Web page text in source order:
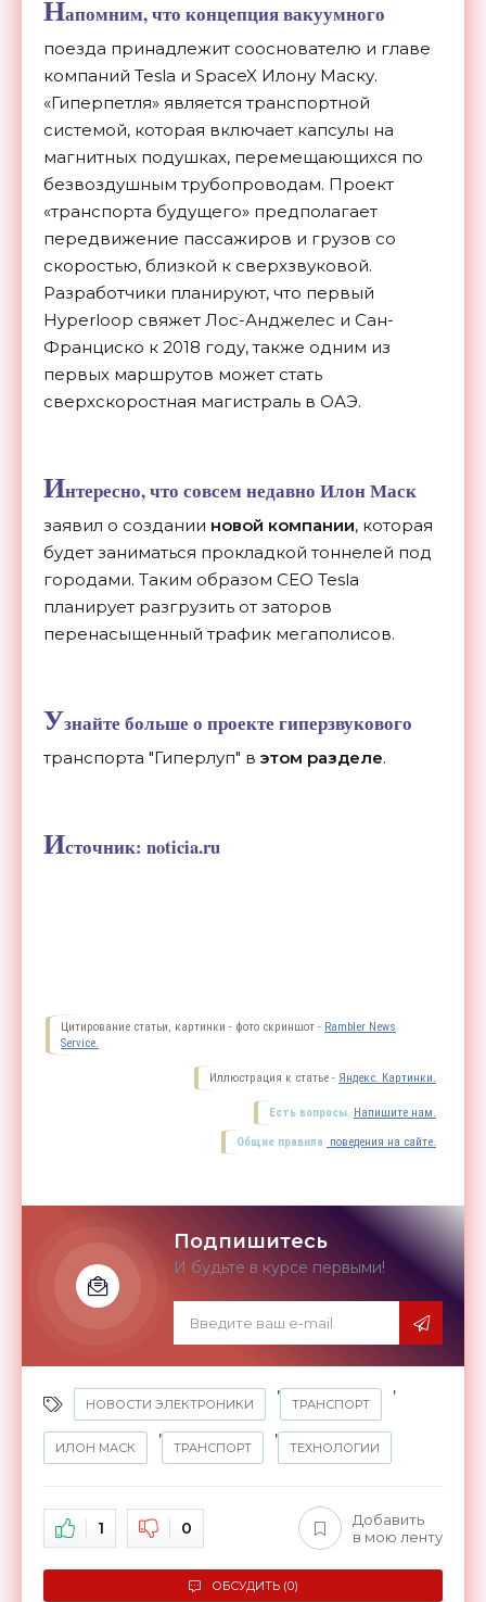
Напомним, что концепция вакуумного
поезда принадлежит сооснователю и главе
компаний Tesla и SpaceX Илону Маску.
«Гиперпетля» является транспортной
системой, которая включает капсулы на
магнитных подушках, перемещающихся по
безвоздушным трубопроводам. Проект
«транспорта будущего» предполагает
передвижение пассажиров и грузов со
скоростью, близкой к сверхзвуковой.
Разработчики планируют, что первый
Hyperloop свяжет Лос-Анджелес и Сан-
Франциско к 2018 году, также одним из
первых маршрутов может стать
сверхскоростная магистраль в ОАЭ.
Интересно, что совсем недавно Илон Маск
заявил о создании новой компании, которая
будет заниматься прокладкой тоннелей под
городами. Таким образом CEO Tesla
планирует разгрузить от заторов
перенасыщенный трафик мегаполисов.
Узнайте больше о проекте гиперзвукового
транспорта "Гиперлуп" в этом разделе.
Источник: noticia.ru
Цитирование статьи, картинки - фото скриншот - Rambler News
Service.
Иллюстрация к статье - Яндекс. Картинки.
Есть вопросы. Напишите нам.
Общие правила поведения на сайте.
Подпишитесь
И будьте в курсе первыми!
НОВОСТИ ЭЛЕКТРОНИКИ
,
ТРАНСПОРТ
,
ИЛОН МАСК
,
ТРАНСПОРТ
,
ТЕХНОЛОГИИ
1 0
Добавить
в мою ленту
ОБСУДИТЬ (0)